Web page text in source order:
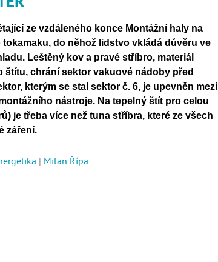
ze vzdáleného konce Montážní haly na
do něhož lidstvo vkládá důvěru ve
Leštěný kov a pravé stříbro, materiál
štítu, chrání sektor vakuové nádoby před
kterým se stal sektor č. 6, je upevněn mezi
nástroje. Na tepelný štít pro celou
je třeba více než tuna stříbra, které ze všech
záření.
| Milan Řípa